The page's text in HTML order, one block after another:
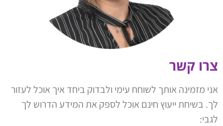
צרו קשר
אני מזמינה אותך לשוחח עימי ולבדוק ביחד איך אוכל לעזור
לך. בשיחת ייעוץ חינם אוכל לספק את המידע הדרוש לך
לגבי: